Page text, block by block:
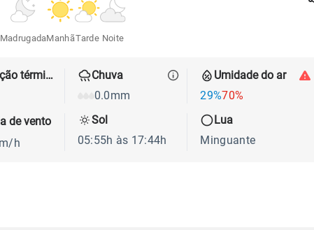
MadrugadaManhãTarde Noite
Sensação térmica
Chuva
0.0mm
Umidade do ar
29%70%
de vento
h
Sol
05:55h às 17:44h
Lua
Minguante